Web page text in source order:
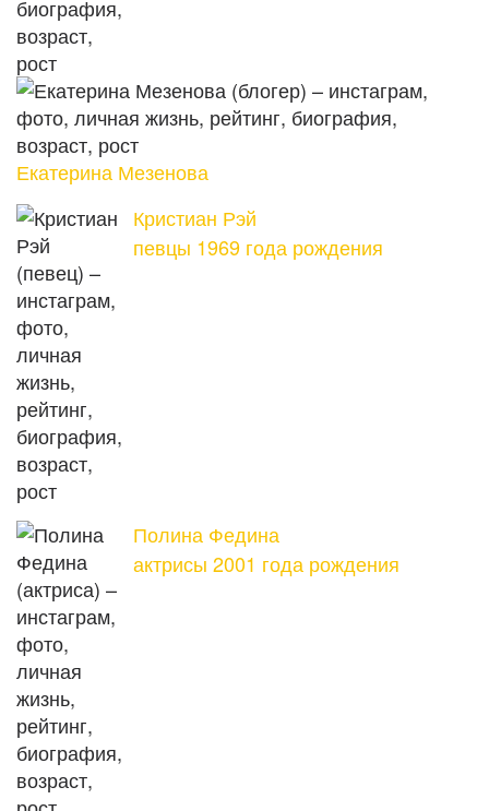
Екатерина Мезенова
Кристиан Рэй
певцы 1969 года рождения
Полина Федина
актрисы 2001 года рождения